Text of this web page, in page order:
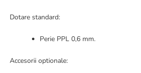
Dotare standard:
Perie PPL 0,6 mm.
Accesorii optionale: